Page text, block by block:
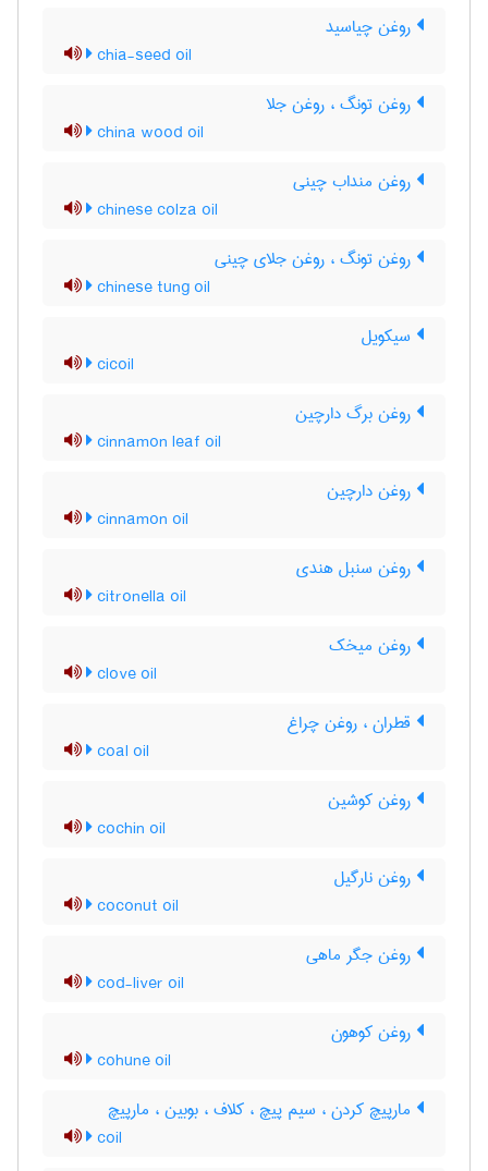
روغن چیاسید
chia-seed oil
روغن تونگ ، روغن جلا
china wood oil
روغن منداب چینی
chinese colza oil
روغن تونگ ، روغن جلای چینی
chinese tung oil
سیکویل
cicoil
روغن برگ دارچین
cinnamon leaf oil
روغن دارچین
cinnamon oil
روغن سنبل هندی
citronella oil
روغن میخک
clove oil
قطران ، روغن چراغ
coal oil
روغن کوشین
cochin oil
روغن نارگیل
coconut oil
روغن جگر ماهی
cod-liver oil
روغن کوهون
cohune oil
مارپیچ کردن ، سیم پیچ ، کلاف ، بوبین ، مارپیچ
coil